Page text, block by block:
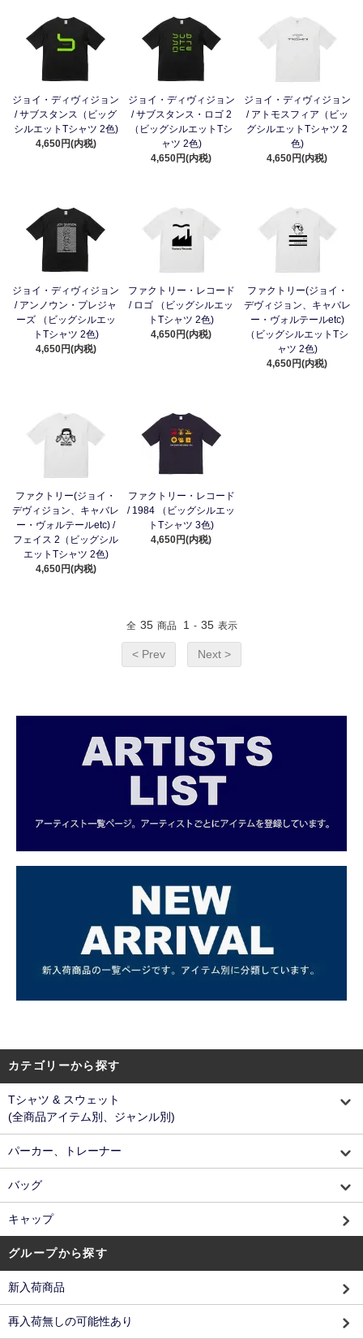
ジョイ・ディヴィジョン
/ サブスタンス（ビッグ
シルエットTシャツ 2色)
4,650円(内税)
ジョイ・ディヴィジョン
/ サブスタンス・ロゴ 2
（ビッグシルエットTシ
ャツ 2色)
4,650円(内税)
ジョイ・ディヴィジョン
/ アトモスフィア（ビッ
グシルエットTシャツ 2
色)
4,650円(内税)
ジョイ・ディヴィジョン
/ アンノウン・プレジャ
ーズ （ビッグシルエッ
トTシャツ 2色)
4,650円(内税)
ファクトリー・レコード
/ ロゴ （ビッグシルエッ
トTシャツ 2色)
4,650円(内税)
ファクトリー(ジョイ・
デヴィジョン、キャバレ
ー・ヴォルテールetc)
（ビッグシルエットTシ
ャツ 2色)
4,650円(内税)
ファクトリー(ジョイ・
デヴィジョン、キャバレ
ー・ヴォルテールetc) /
フェイス 2（ビッグシル
エットTシャツ 2色)
4,650円(内税)
ファクトリー・レコード
/ 1984 （ビッグシルエッ
トTシャツ 3色)
4,650円(内税)
全 35 商品 1 - 35 表示
< Prev Next >
カテゴリーから探す
Tシャツ & スウェット
(全商品アイテム別、ジャンル別)
パーカー、トレーナー
バッグ
キャップ
グループから探す
新入荷商品
再入荷無しの可能性あり